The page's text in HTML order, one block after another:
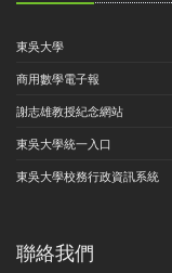
東吳大學
商用數學電子報
謝志雄教授紀念網站
東吳大學統一入口
東吳大學校務行政資訊系統
聯絡我們